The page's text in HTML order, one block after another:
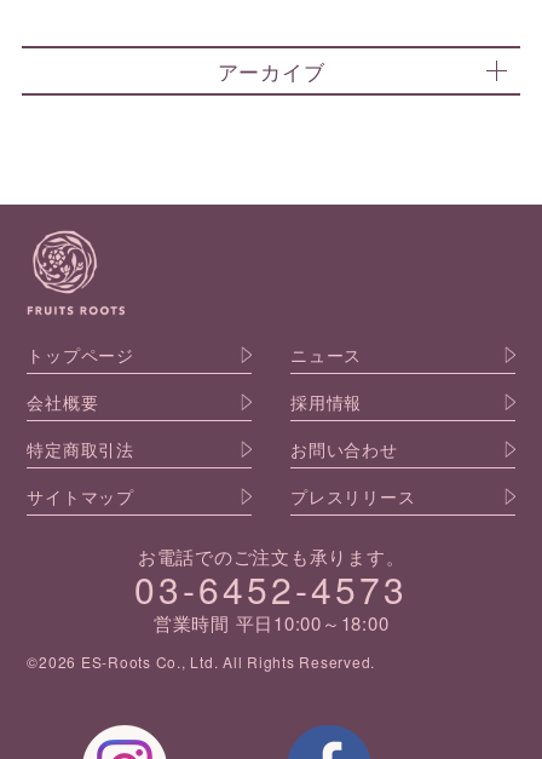
アーカイブ
トップページ
ニュース
会社概要
採用情報
特定商取引法
お問い合わせ
サイトマップ
プレスリリース
お電話でのご注文も承ります。
03-6452-4573
営業時間 平日10:00～18:00
©2026 ES-Roots Co., Ltd. All Rights Reserved.